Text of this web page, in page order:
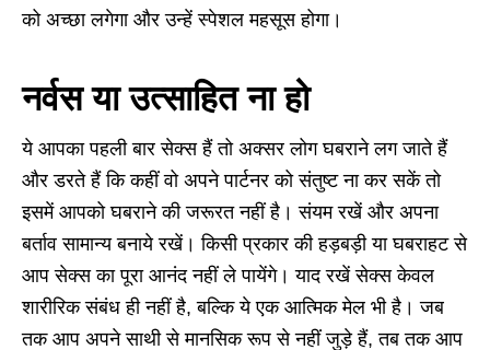
को अच्‍छा लगेगा और उन्हें स्पेशल महसूस होगा।
नर्वस या उत्साहित ना हो
ये आपका पहली बार सेक्स हैं तो अक्सर लोग घबराने लग जाते हैं
और डरते हैं कि कहीं वो अपने पार्टनर को संतुष्ट ना कर सकें तो
इसमें आपको घबराने की जरूरत नहीं है। संयम रखें और अपना
बर्ताव सामान्‍य बनाये रखें। किसी प्रकार की हड़बड़ी या घबराहट से
आप सेक्‍स का पूरा आनंद नहीं ले पायेंगे। याद रखें सेक्‍स केवल
शारीरिक संबंध ही नहीं है, बल्किये एक आत्मिक मेल भी है। जब
तक आप अपने साथी से मानसिक रूप से नहीं जुड़े हैं,तब तक आप